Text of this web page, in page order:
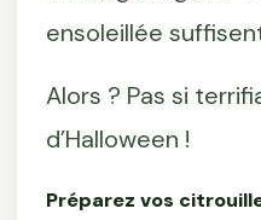
ensoleillée
Alors ? Pas si
d’Halloween !
Préparez vos